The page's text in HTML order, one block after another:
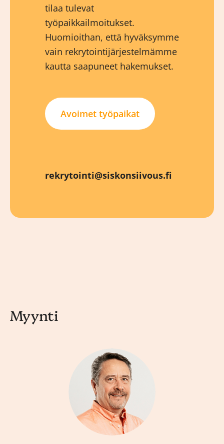
tilaa tulevat
työpaikkailmoitukset.
Huomioithan, että hyväksymme
vain rekrytointijärjestelmämme
kautta saapuneet hakemukset.
Avoimet työpaikat
rekrytointi@siskonsiivous.fi
Myynti